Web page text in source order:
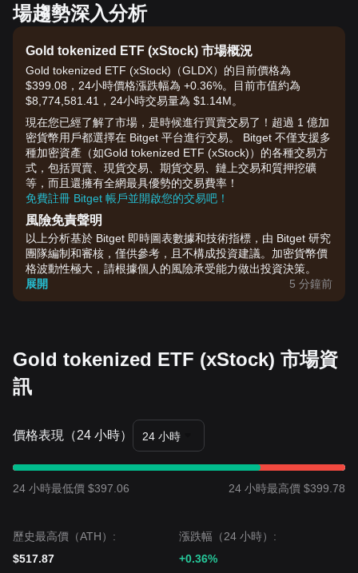
場趨勢深入分析
Gold tokenized ETF (xStock) 市場概況
Gold tokenized ETF (xStock)（GLDX）的目前價格為
$399.08，24小時價格漲跌幅為 +0.36%。目前市值約為
$8,774,581.41，24小時交易量為 $1.14M。
現在您已經了解了市場，是時候進行買賣交易了！超過 1 億加
密貨幣用戶都選擇在 Bitget 平台進行交易。 Bitget 不僅支援多
種加密資產（如Gold tokenized ETF (xStock)）的各種交易方
式，包括買賣、現貨交易、期貨交易、鏈上交易和質押挖礦
等，而且還擁有全網最具優勢的交易費率！
免費註冊 Bitget 帳戶並開啟您的交易吧！
風險免責聲明
以上分析基於 Bitget 即時圖表數據和技術指標，由 Bitget 研究
團隊編制和審核，僅供參考，且不構成投資建議。加密貨幣價
格波動性極大，請根據個人的風險承受能力做出投資決策。
展開
5 分鐘前
Gold tokenized ETF (xStock) 市場資
訊
價格表現（24 小時） 24 小時
24 小時最低價 $397.06 24 小時最高價 $399.78
歷史最高價（ATH）:
$517.87
漲跌幅（24 小時）:
+0.36%